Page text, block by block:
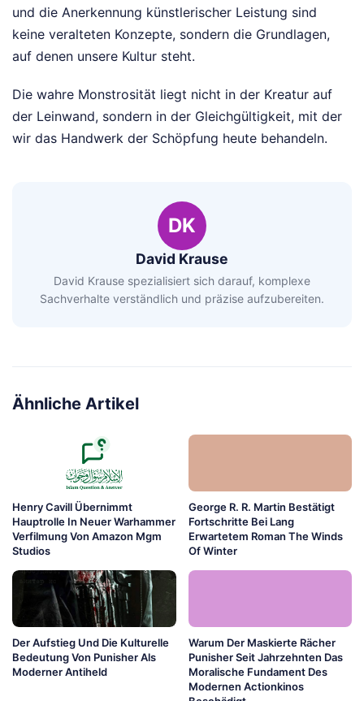
und die Anerkennung künstlerischer Leistung sind
keine veralteten Konzepte, sondern die Grundlagen,
auf denen unsere Kultur steht.
Die wahre Monstrosität liegt nicht in der Kreatur auf
der Leinwand, sondern in der Gleichgültigkeit, mit der
wir das Handwerk der Schöpfung heute behandeln.
DK
David Krause
David Krause spezialisiert sich darauf, komplexe
Sachverhalte verständlich und präzise aufzubereiten.
Ähnliche Artikel
Henry Cavill Übernimmt
Hauptrolle In Neuer Warhammer
Verfilmung Von Amazon Mgm
Studios
George R. R. Martin Bestätigt
Fortschritte Bei Lang
Erwartetem Roman The Winds
Of Winter
Der Aufstieg Und Die Kulturelle
Bedeutung Von Punisher Als
Moderner Antiheld
Warum Der Maskierte Rächer
Punisher Seit Jahrzehnten Das
Moralische Fundament Des
Modernen Actionkinos